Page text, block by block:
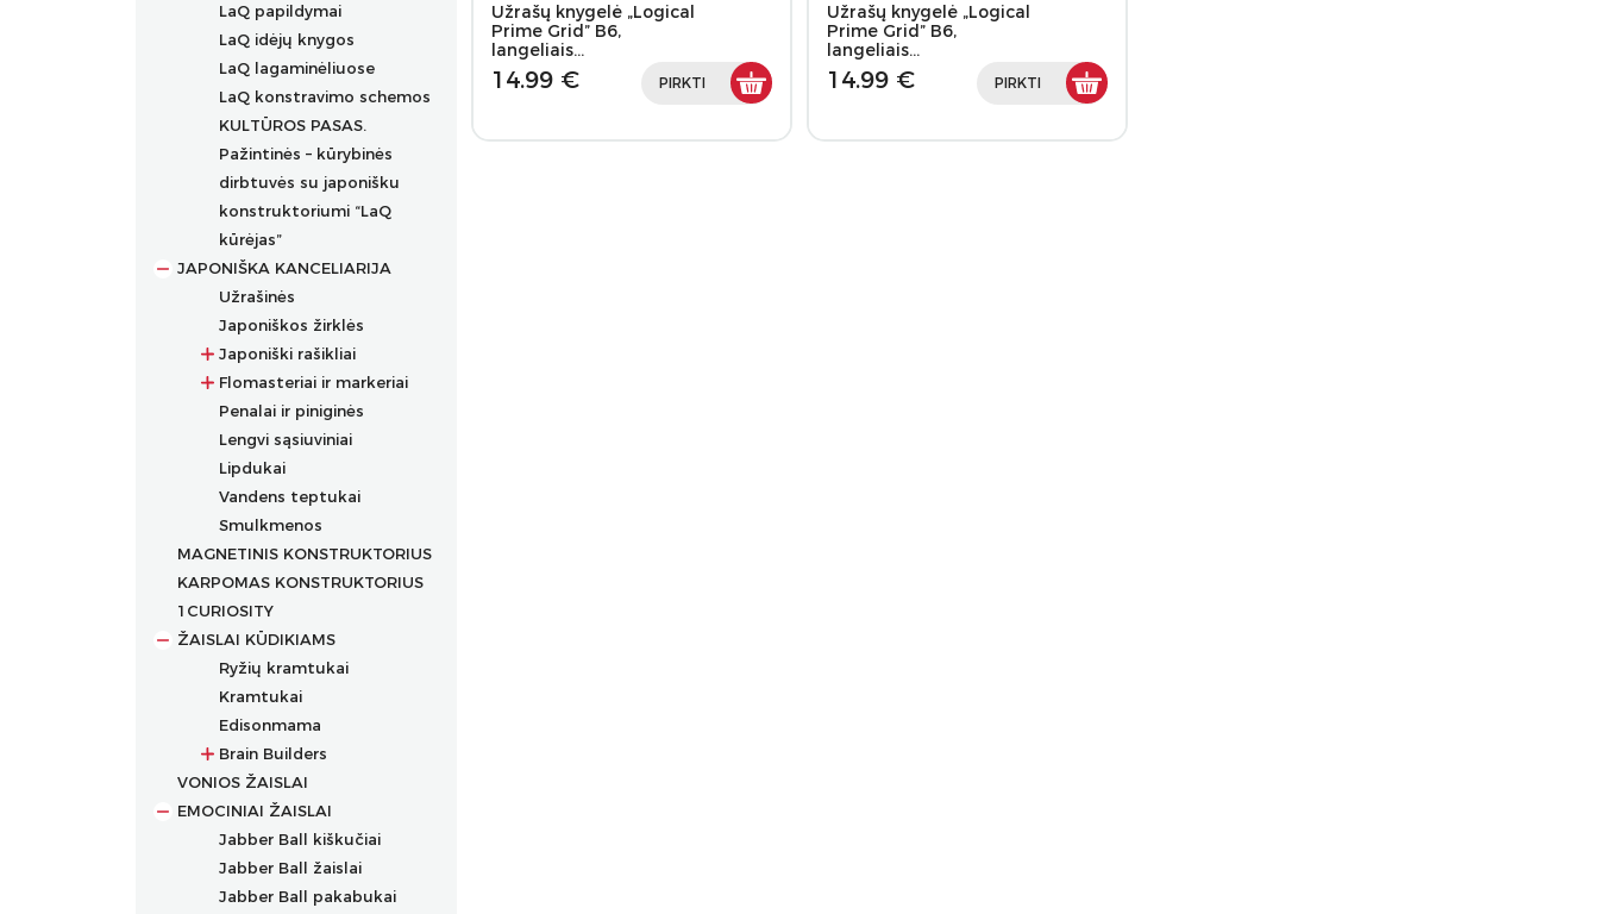
LaQ papildymai
LaQ idėjų knygos
LaQ lagaminėliuose
LaQ konstravimo schemos
KULTŪROS PASAS.
Pažintinės – kūrybinės
dirbtuvės su japonišku
konstruktoriumi “LaQ
kūrėjas”
JAPONIŠKA KANCELIARIJA
Užrašinės
Japoniškos žirklės
Japoniški rašikliai
Prabangūs rašikliai
Rašikliai
Grafiniai rašikliai
Ergonomiški rašikliai
Dėklai rašikliams
Flomasteriai ir markeriai
Flomasteriai
Flomasteriai tekstilei
Akriliniai markeriai
Permanentiniai markeriai
Kreidiniai markeriai
Markeriai įvairių paviršių
dekoravimui
Markeriai porcelianui
Penalai ir piniginės
Lengvi sąsiuviniai
Lipdukai
Vandens teptukai
Smulkmenos
MAGNETINIS KONSTRUKTORIUS
KARPOMAS KONSTRUKTORIUS
1CURIOSITY
ŽAISLAI KŪDIKIAMS
Ryžių kramtukai
Kramtukai
Edisonmama
Brain Builders
Žaislų rinkiniai
Žaislai nuo gimimo
Žaislai nuo 2+ mėn.
Žaislai nuo 3+ mėn.
Žaislai nuo 4+ mėn.
VONIOS ŽAISLAI
EMOCINIAI ŽAISLAI
Jabber Ball kiškučiai
Jabber Ball žaislai
Jabber Ball pakabukai
Užrašų knygelė „Logical
Prime Grid” B6,
langeliais…
14.99 € PIRKTI
Užrašų knygelė „Logical
Prime Grid” B6,
langeliais…
14.99 € PIRKTI